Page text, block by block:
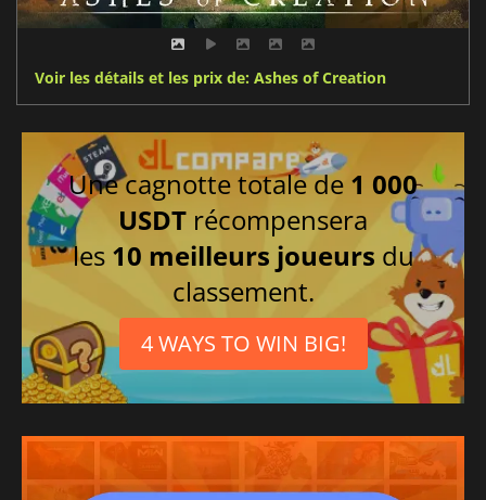
Voir les détails et les prix de: Ashes of Creation
Une cagnotte totale de 1 000
USDT récompensera
les 10 meilleurs joueurs du
classement.
4 WAYS TO WIN BIG!